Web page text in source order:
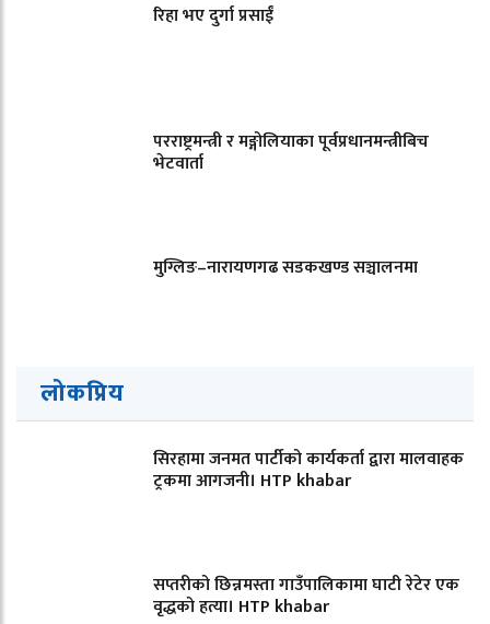
रिहा भए दुर्गा प्रसाईं
परराष्ट्रमन्त्री र मङ्गोलियाका पूर्वप्रधानमन्त्रीबिच
भेटवार्ता
मुग्लिङ–नारायणगढ सडकखण्ड सञ्चालनमा
लोकप्रिय
सिरहामा जनमत पार्टीको कार्यकर्ता द्वारा मालवाहक
ट्रकमा आगजनी। HTP khabar
सप्तरीको छिन्नमस्ता गाउँपालिकामा घाटी रेटेर एक
वृद्धको हत्या। HTP khabar